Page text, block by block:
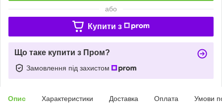
або
Купити з
Що таке купити з Пром?
Замовлення під захистом
Опис Характеристики Доставка Оплата Умови